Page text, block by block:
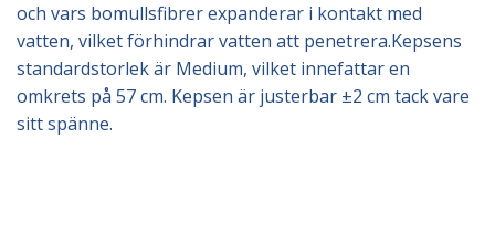
och vars bomullsfibrer expanderar i kontakt med
vatten, vilket förhindrar vatten att penetrera.Kepsens
standardstorlek är Medium, vilket innefattar en
omkrets på 57 cm. Kepsen är justerbar ±2 cm tack vare
sitt spänne.